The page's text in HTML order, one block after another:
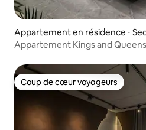
Appartement en résidence ⋅
Appartement Kings and
Coup de cœur voyageurs
Coup de cœur voyageurs